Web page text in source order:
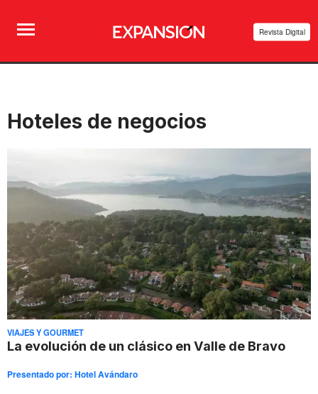
Revista Digital
Hoteles de negocios
VIAJES Y GOURMET
La evolución de un clásico en Valle de Bravo
Presentado por: Hotel Avándaro